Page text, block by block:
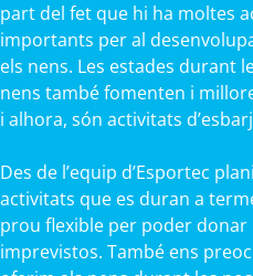
part del fet que hi ha moltes
importants per al
els nens. Les estades durant
nens també fomenten i
i alhora, són activitats
Des de l’equip d’Esportec
activitats que es duran a
prou flexible per poder donar
imprevistos. També ens